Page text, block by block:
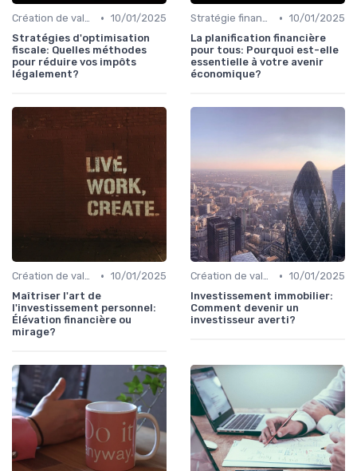
Création de valeur & rentabilité • 10/01/2025
Stratégies d'optimisation
fiscale: Quelles méthodes
pour réduire vos impôts
légalement?
Stratégie financière d’entreprise • 10/01/2025
La planification financière
pour tous: Pourquoi est-elle
essentielle à votre avenir
économique?
Création de valeur & rentabilité • 10/01/2025
Maîtriser l'art de
l'investissement personnel:
Élévation financière ou
mirage?
Création de valeur & rentabilité • 10/01/2025
Investissement immobilier:
Comment devenir un
investisseur averti?